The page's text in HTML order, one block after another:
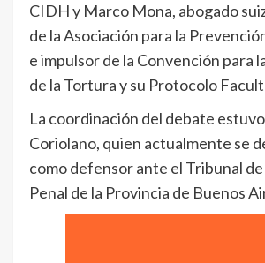
CIDH y Marco Mona, abogado
de la Asociación para la
e impulsor de la Convención para
de la Tortura y su Protocolo
La coordinación del debate
Coriolano, quien actualmente se
como defensor ante el Tribunal de
Penal de la Provincia de Buenos